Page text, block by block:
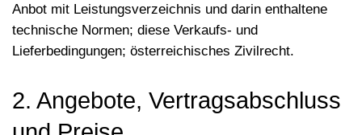
Anbot mit Leistungsverzeichnis und darin enthaltene
technische Normen; diese Verkaufs- und
Lieferbedingungen; österreichisches Zivilrecht.
2. Angebote, Vertragsabschluss